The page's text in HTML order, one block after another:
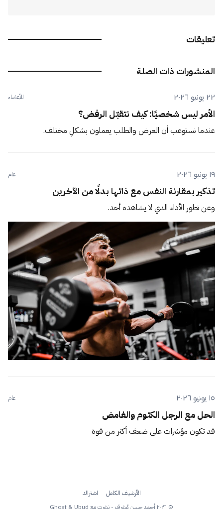
تعليقات
المنشورات ذات الصلة
٢٢ يونيو ٢٠٢٦ للأعضاء
الأمر ليس شخصيًا: كيف نتقبّل الرفض؟
عندما نستوعب أن العرض والطلب يعملون بشكلٍ مختلف.
١٩ يونيو ٢٠٢٦ عام
تذكير بمقارنة النفس مع ذاتها بدلًا من الآخرين
وعن تطور الأداء الذي لا يشاهده أحد.
١٥ يونيو ٢٠٢٦ عام
الحل مع الرجل الكتوم والغامض
قد تكون مؤشرات على ضعف أكثر من قوة
الأرشيف الكامل
اشتراك
© ٢٠٢٦ أحمد حسن مُشرِف - نشرت مع
Ghost & Ubud